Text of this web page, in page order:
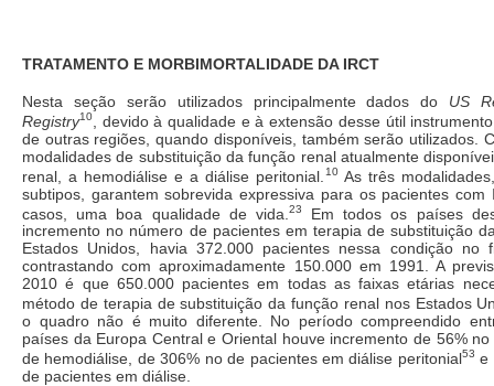
TRATAMENTO E MORBIMORTALIDADE DA IRCT
Nesta seção serão utilizados principalmente dados do US
Registry10
, devido à qualidade e à extensão desse útil
de outras regiões, quando disponíveis, também serão utilizados.
modalidades de substituição da função renal atualmente
renal, a hemodiálise e a diálise peritonial. 10As três
subtipos, garantem sobrevida expressiva para os pacientes com
casos, uma boa qualidade de vida. 23
Em todos os países
incremento no número de pacientes em terapia de substituição
Estados Unidos, havia 372.000 pacientes nessa condição no
contrastando com aproximadamente 150.000 em 1991. A
2010 é que 650.000 pacientes em todas as faixas etárias
método de terapia de substituição da função renal nos Estados
o quadro não é muito diferente. No período compreendido
países da Europa Central e Oriental houve incremento de 56%
de hemodiálise, de 306% no de pacientes em diálise peritonial53 e
de pacientes em diálise.